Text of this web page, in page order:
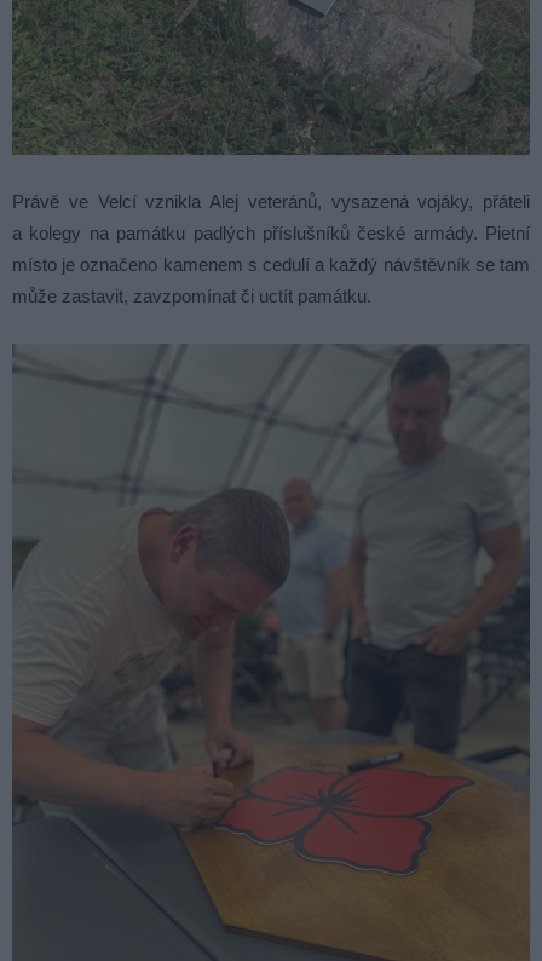
Právě ve Velcí vznikla Alej veteránů, vysazená vojáky, přáteli
a kolegy na památku padlých příslušníků české armády. Pietní
místo je označeno kamenem s cedulí a každý návštěvník se tam
může zastavit, zavzpomínat či uctít památku.